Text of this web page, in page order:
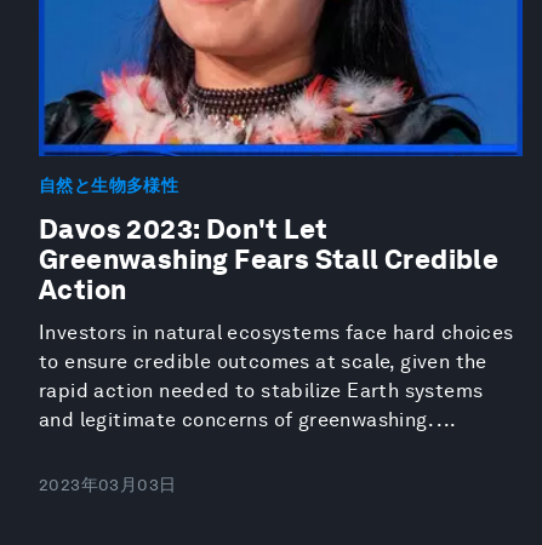
自然と生物多様性
Davos 2023: Don't Let
Greenwashing Fears Stall Credible
Action
Investors in natural ecosystems face hard choices
to ensure credible outcomes at scale, given the
rapid action needed to stabilize Earth systems
and legitimate concerns of greenwashing. ...
2023年03月03日